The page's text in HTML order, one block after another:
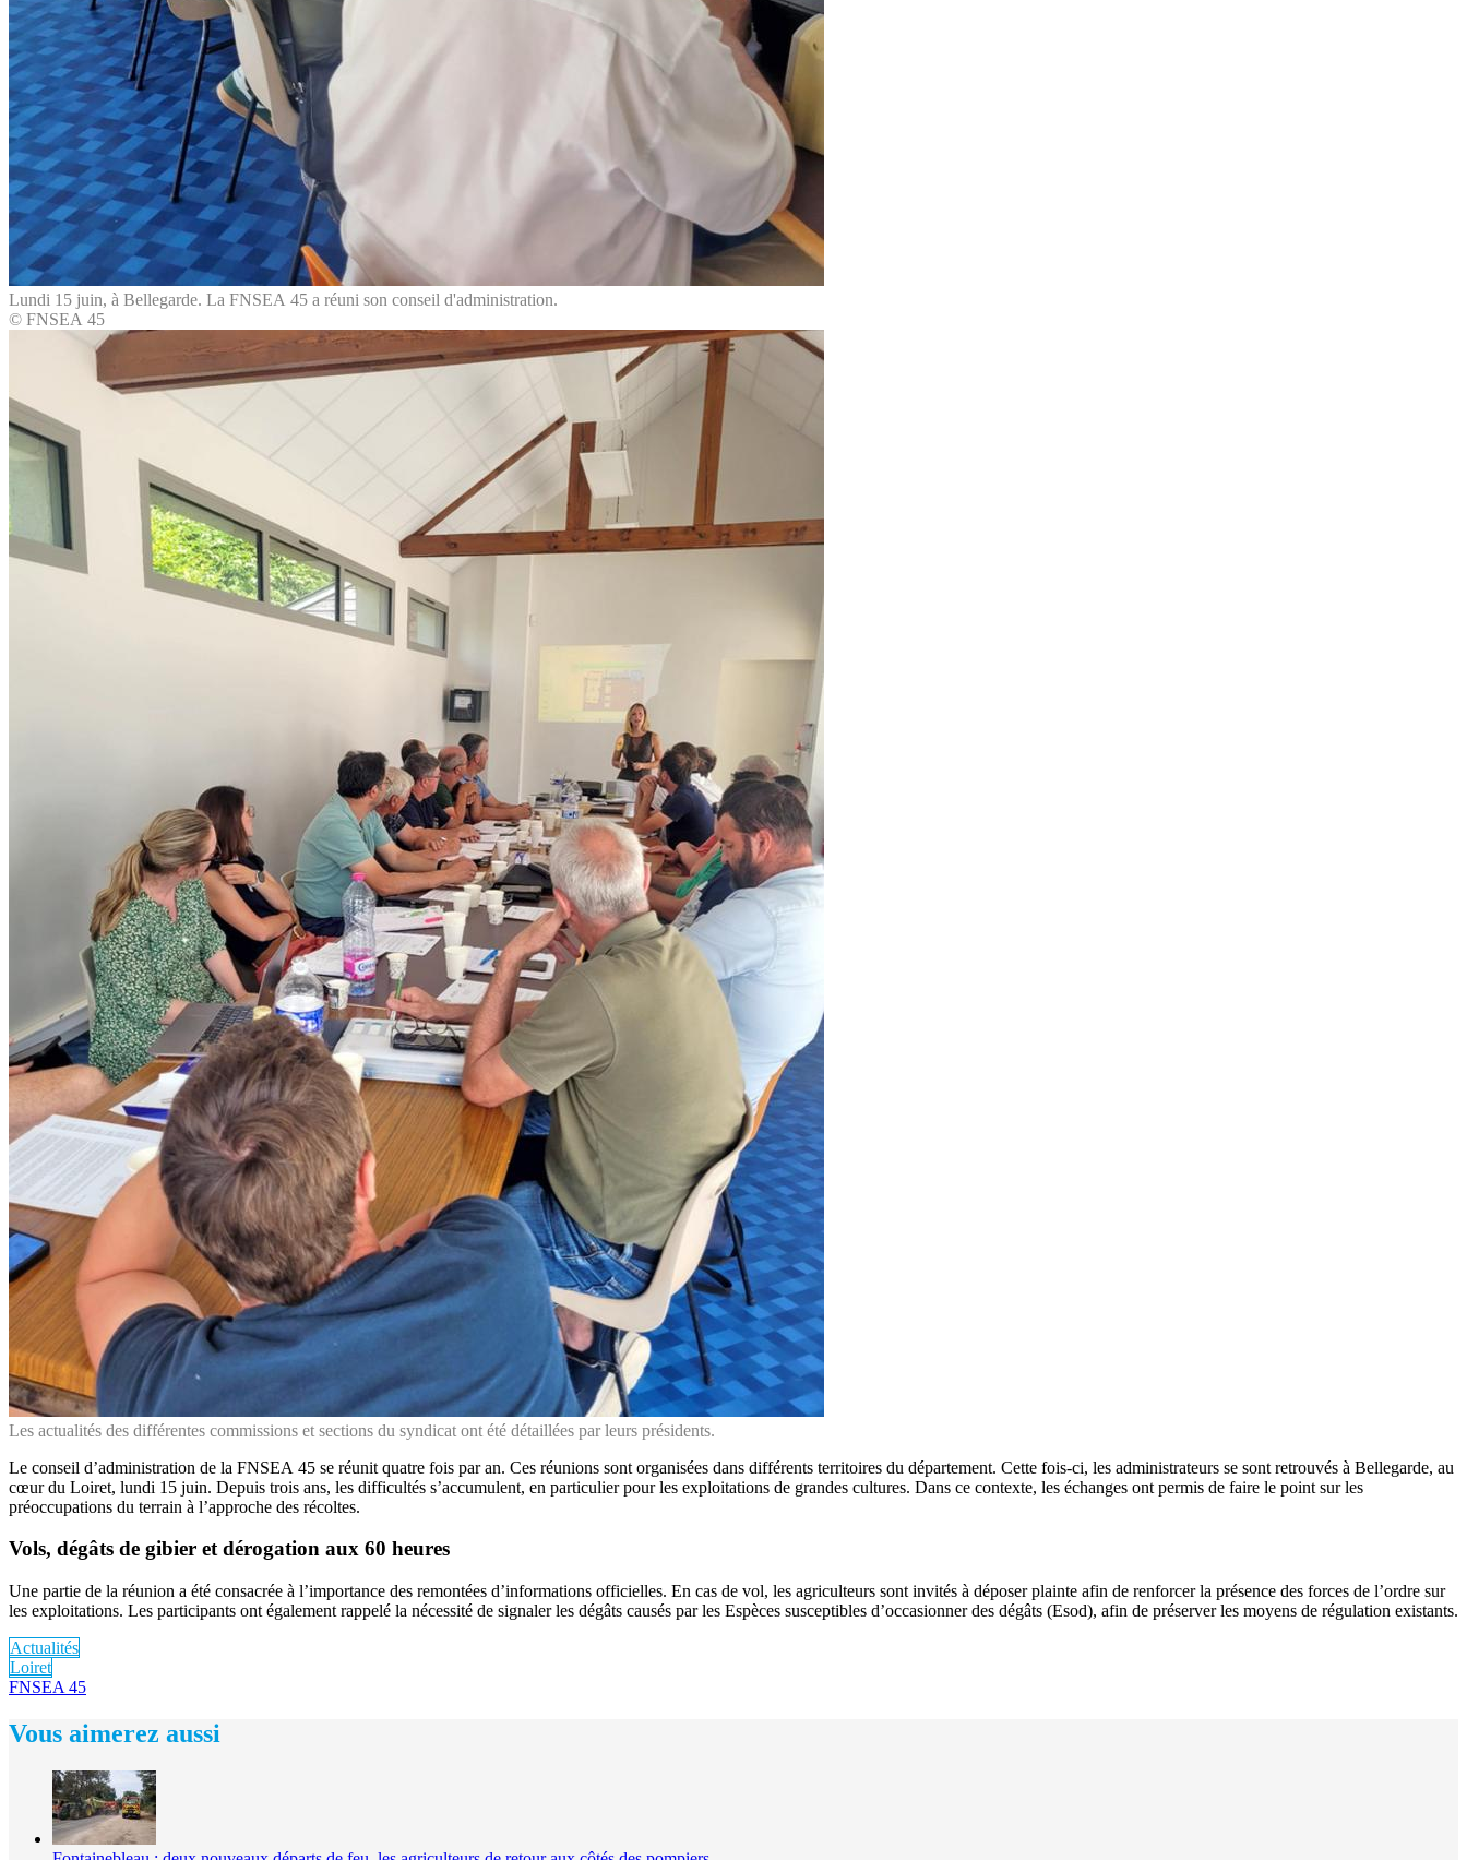
Lundi 15 juin, à Bellegarde. La FNSEA 45 a réuni son conseil d'administration.
© FNSEA 45
Les actualités des différentes commissions et sections du syndicat ont été détaillées par leurs présidents.
Le conseil d’administration de la FNSEA 45 se réunit quatre fois par an. Ces réunions sont organisées dans différents territoires du département. Cette fois-ci, les administrateurs se sont retrouvés à Bellegarde, au
cœur du Loiret, lundi 15 juin. Depuis trois ans, les difficultés s’accumulent, en particulier pour les exploitations de grandes cultures. Dans ce contexte, les échanges ont permis de faire le point sur les
préoccupations du terrain à l’approche des récoltes.
Vols, dégâts de gibier et dérogation aux 60 heures
Une partie de la réunion a été consacrée à l’importance des remontées d’informations officielles. En cas de vol, les agriculteurs sont invités à déposer plainte afin de renforcer la présence des forces de l’ordre sur
les exploitations. Les participants ont également rappelé la nécessité de signaler les dégâts causés par les Espèces susceptibles d’occasionner des dégâts (Esod), afin de préserver les moyens de régulation existants.
Actualités
Loiret
FNSEA 45
Vous aimerez aussi